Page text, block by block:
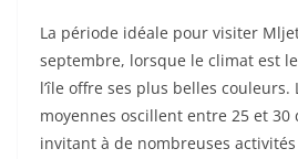
La période idéale pour visiter
septembre, lorsque le climat est
l’île offre ses plus belles
moyennes oscillent entre 25 et 30
invitant à de nombreuses